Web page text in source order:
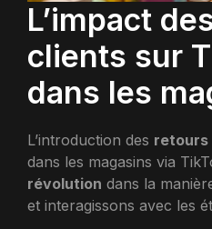
L’impact
clients sur
dans les
L’introduction des retours
dans les magasins via
révolution dans la
et interagissons avec les